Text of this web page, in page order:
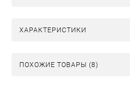
ХАРАКТЕРИСТИКИ
ПОХОЖИЕ ТОВАРЫ (8)